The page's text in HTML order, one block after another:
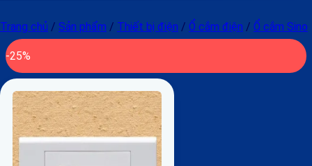
Trang chủ / Sản phẩm / Thiết bị điện / Ổ cắm điện / Ổ cắm Sino
-25%